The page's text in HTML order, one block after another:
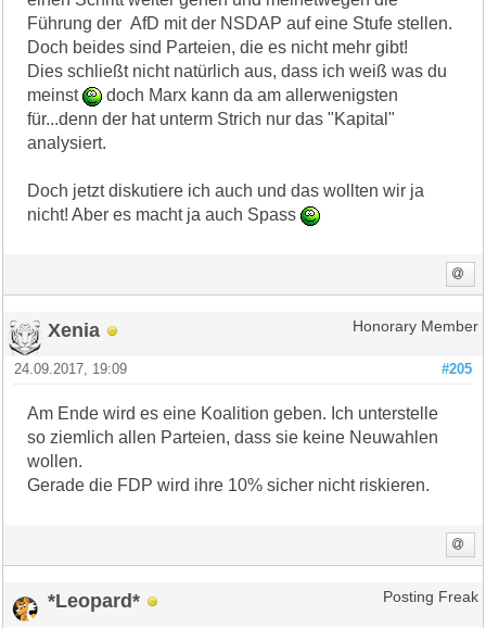
Führung der AfD mit der NSDAP auf eine Stufe stellen.
Doch beides sind Parteien, die es nicht mehr gibt!
Dies schließt nicht natürlich aus, dass ich weiß was du
meinst
doch Marx kann da am allerwenigsten
für...denn der hat unterm Strich nur das "Kapital"
analysiert.
Doch jetzt diskutiere ich auch und das wollten wir ja
nicht! Aber es macht ja auch Spass
Xenia Honorary Member
#205
24.09.2017, 19:09
Am Ende wird es eine Koalition geben. Ich unterstelle
so ziemlich allen Parteien, dass sie keine Neuwahlen
wollen.
Gerade die FDP wird ihre 10% sicher nicht riskieren.
*Leopard* Posting Freak